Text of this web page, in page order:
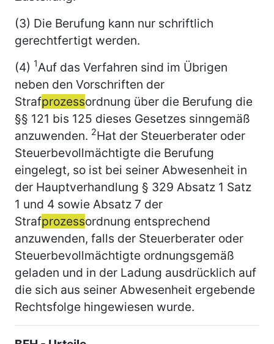
(3) Die Berufung kann nur schriftlich
gerechtfertigt werden.
(4) 1Auf das Verfahren sind im Übrigen
neben den Vorschriften der
Strafprozessordnung über die Berufung die
§§ 121 bis 125 dieses Gesetzes sinngemäß
anzuwenden. 2Hat der Steuerberater oder
Steuerbevollmächtigte die Berufung
eingelegt, so ist bei seiner Abwesenheit in
der Hauptverhandlung § 329 Absatz 1 Satz
1 und 4 sowie Absatz 7 der
Strafprozessordnung entsprechend
anzuwenden, falls der Steuerberater oder
Steuerbevollmächtigte ordnungsgemäß
geladen und in der Ladung ausdrücklich auf
die sich aus seiner Abwesenheit ergebende
Rechtsfolge hingewiesen wurde.